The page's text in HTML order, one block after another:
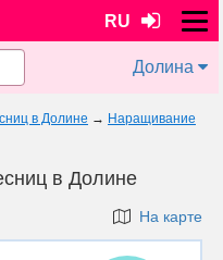
RU
Долина
в Долине → Наращивание
в Долине
На карте